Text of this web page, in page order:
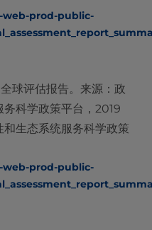
prod-public-
球评估报告。来源：政
科学政策平台，2019
生态系统服务科学政策
prod-public-